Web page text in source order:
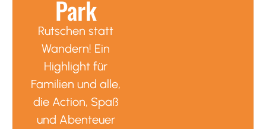
Park
Rutschen statt
Wandern! Ein
Highlight für
Familien und alle,
die Action, Spaß
und Abenteuer